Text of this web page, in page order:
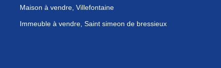
Maison à vendre, Villefontaine
Immeuble à vendre, Saint simeon de bressieux